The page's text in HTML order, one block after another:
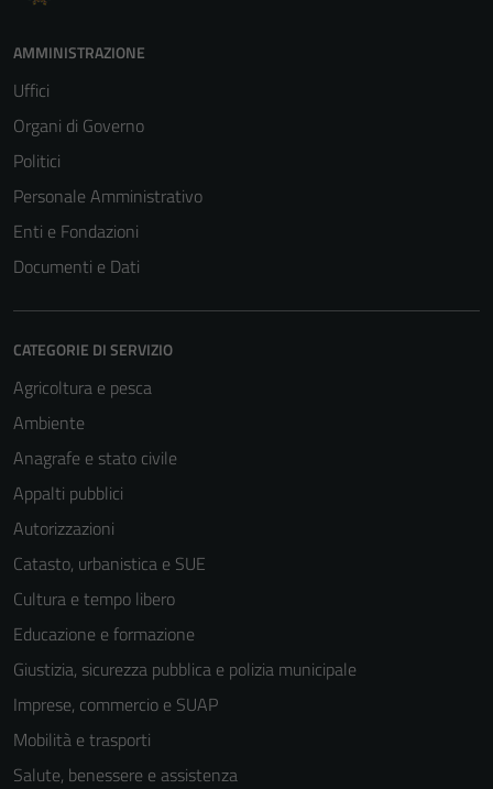
AMMINISTRAZIONE
Uffici
Organi di Governo
Politici
Personale Amministrativo
Enti e Fondazioni
Documenti e Dati
CATEGORIE DI SERVIZIO
Agricoltura e pesca
Ambiente
Anagrafe e stato civile
Appalti pubblici
Autorizzazioni
Catasto, urbanistica e SUE
Cultura e tempo libero
Educazione e formazione
Giustizia, sicurezza pubblica e polizia municipale
Imprese, commercio e SUAP
Mobilità e trasporti
Salute, benessere e assistenza